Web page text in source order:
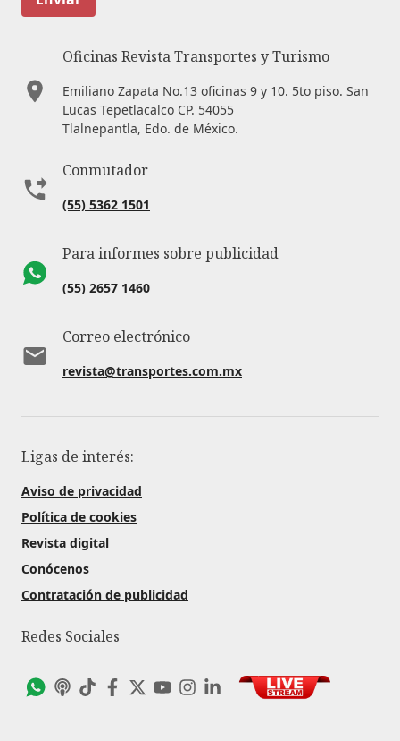
Oficinas Revista Transportes y Turismo
Emiliano Zapata No.13 oficinas 9 y 10. 5to piso. San
Lucas Tepetlacalco CP. 54055
Tlalnepantla, Edo. de México.
Conmutador
(55) 5362 1501
Para informes sobre publicidad
(55) 2657 1460
Correo electrónico
revista@transportes.com.mx
Ligas de interés:
Aviso de privacidad
Política de cookies
Revista digital
Conócenos
Contratación de publicidad
Redes Sociales